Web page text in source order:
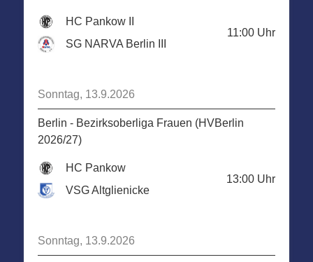
HC Pankow II
SG NARVA Berlin III
11:00 Uhr
Sonntag, 13.9.2026
Berlin - Bezirksoberliga Frauen (HVBerlin
2026/27)
HC Pankow
VSG Altglienicke
13:00 Uhr
Sonntag, 13.9.2026